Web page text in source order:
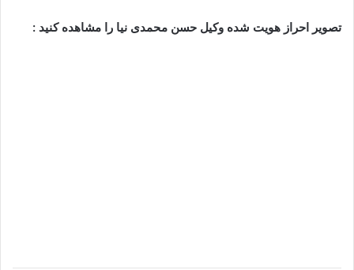
تصویر احراز هویت شده وکیل حسن محمدی نیا را مشاهده کنید :